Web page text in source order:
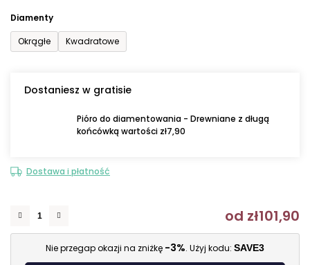
Diamenty
Okrągłe
Kwadratowe
Dostaniesz w gratisie
Pióro do diamentowania - Drewniane z długą
końcówką wartości zł7,90
Dostawa i płatność
od zł101,90
Nie przegap okazji na zniżkę -3%. Użyj kodu: SAVE3